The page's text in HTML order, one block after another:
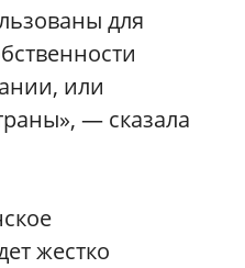
для
или
— сказала
жестко